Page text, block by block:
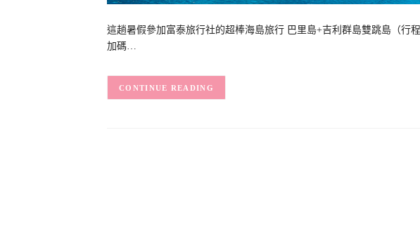
這趟暑假參加富泰旅行社的超棒海島旅行 巴里島+吉利群島雙跳島（行
加碼…
CONTINUE READING